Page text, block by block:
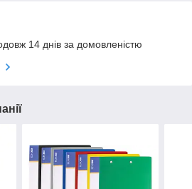
14 днів за домовленістю